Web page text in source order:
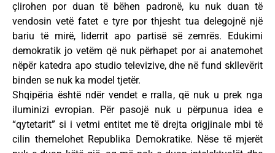
çlirohen por duan të bëhen padronë, ku nuk duan të
vendosin vetë fatet e tyre por thjesht tua delegojnë një
bariu të mirë, liderrit apo partisë së zemrës. Edukimi
demokratik jo vetëm që nuk përhapet por ai anatemohet
nëpër katedra apo studio televizive, dhe në fund skllevërit
binden se nuk ka model tjetër.
Shqipëria është ndër vendet e rralla, që nuk u prek nga
iluminizi evropian. Për pasojë nuk u përpunua idea e
“qytetarit” si i vetmi entitet me të drejta origjinale mbi të
cilin themelohet Republika Demokratike. Nëse të mjerët